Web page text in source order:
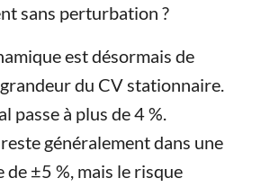
sans perturbation ?
est désormais de
du CV stationnaire.
passe à plus de 4 %.
généralement dans une
±5 %, mais le risque